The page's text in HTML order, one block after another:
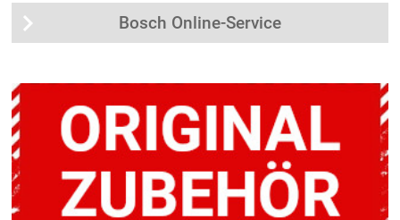
Bosch Online-Service